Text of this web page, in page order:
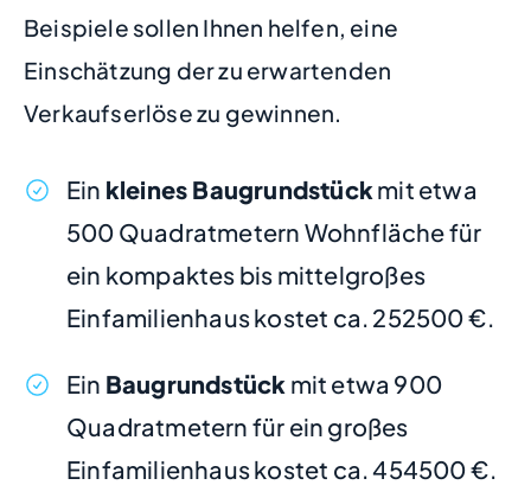
Beispiele sollen Ihnen helfen, eine
Einschätzung der zu erwartenden
Verkaufserlöse zu gewinnen.
Ein kleines Baugrundstückmit etwa
500 Quadratmetern Wohnfläche für
ein kompaktes bis mittelgroßes
Einfamilienhaus kostet ca. 252500 €.
Ein Baugrundstück mit etwa 900
Quadratmetern für ein großes
Einfamilienhaus kostet ca. 454500 €.